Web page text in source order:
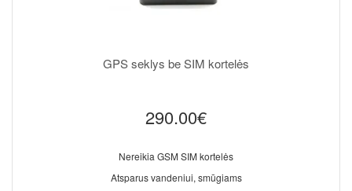
GPS seklys be SIM kortelės
290.00€
Nereikia GSM SIM kortelės
Atsparus vandeniui, smūgiams